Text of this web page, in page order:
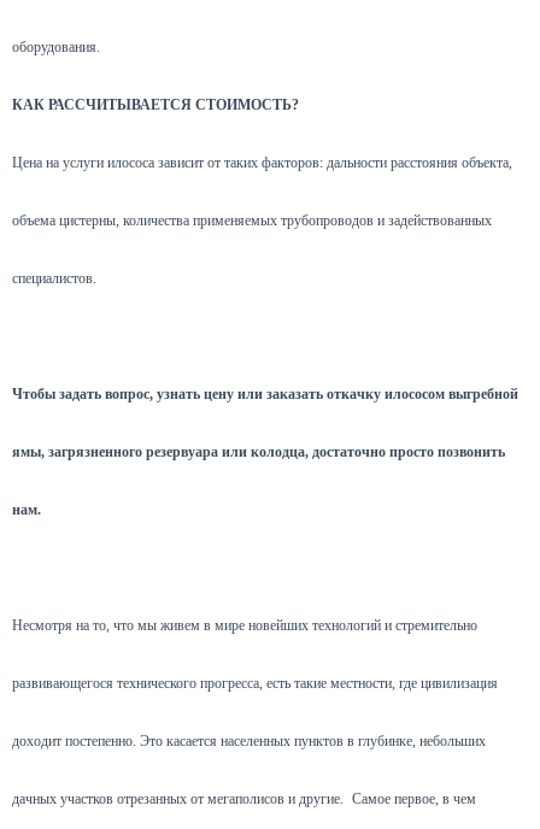
оборудования.
КАК РАССЧИТЫВАЕТСЯ СТОИМОСТЬ?
Цена на услуги илососа зависит от таких факторов: дальности расстояния объекта,
объема цистерны, количества применяемых трубопроводов и задействованных
специалистов.
Чтобы задать вопрос, узнать цену или заказать откачку илососом выгребной
ямы, загрязненного резервуара или колодца, достаточно просто позвонить
нам.
Несмотря на то, что мы живем в мире новейших технологий и стремительно
развивающегося технического прогресса, есть такие местности, где цивилизация
доходит постепенно. Это касается населенных пунктов в глубинке, небольших
дачных участков отрезанных от мегаполисов и другие. Самое первое, в чем